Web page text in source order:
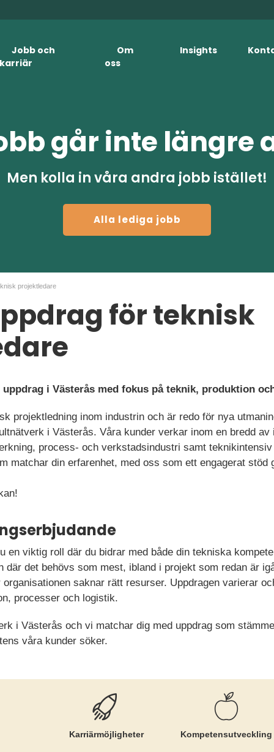
Jobb och
karriär
Om
oss
Insights
går inte längre
Men kolla in våra andra jobb istället!
Alla lediga jobb
projektledare
för teknisk
i Västerås med fokus på teknik, produktion
projektledning inom industrin och är redo för nya
i Västerås. Våra kunder verkar inom en bredd
process- och verkstadsindustri samt
matchar din erfarenhet, med oss som ett engagerat stöd
en viktig roll där du bidrar med både din tekniska
där det behövs som mest, ibland i projekt som redan är
saknar rätt resurser. Uppdragen varierar
processer och logistik.
i Västerås och vi matchar dig med uppdrag som
våra kunder söker.
Karriär­möjligheter Kompetens­utveckling